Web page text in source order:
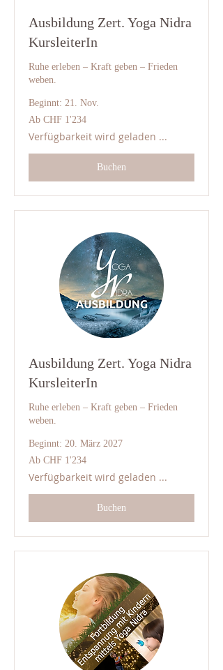
Ausbildung Zert. Yoga Nidra
KursleiterIn
Ruhe erleben – Kraft geben – Frieden
weben.
Beginnt: 21. Nov.
Ab
1'234
Franken
Ab CHF 1'234
Verfügbarkeit wird geladen ...
Buchen
Ausbildung Zert. Yoga Nidra
KursleiterIn
Ruhe erleben – Kraft geben – Frieden
weben.
Beginnt: 20. März 2027
Ab
1'234
Franken
Ab CHF 1'234
Verfügbarkeit wird geladen ...
Buchen